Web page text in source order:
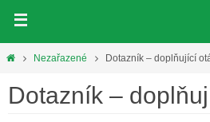
obsahHomeNezařazené Dotazník – doplňující
Dotazník –